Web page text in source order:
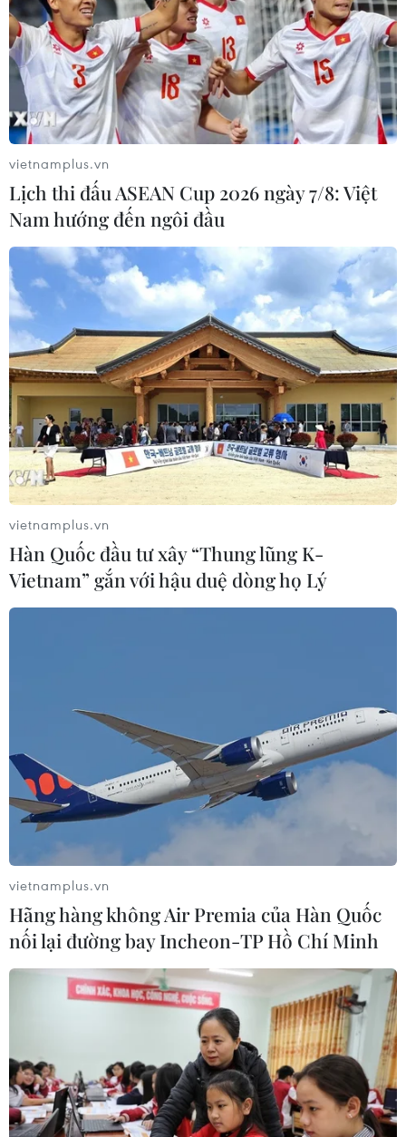
đáo cho người tiêu dùng Bỉ
24/06/2023 02:33
Năm 2022, kim ngạch xuất khẩu càphê Việt Nam sang
EU đạt gần 1,5 tỷ USD, tăng 42% so với năm 2021, trong
đó càphê nhân chiếm hơn 95% tổng giá trị xuất khẩu.
Trung Nguyên Legend đẩy mạnh chinh
phục thị trường Trung Quốc
Ngày 25/7, Thế giới càphê Trung Nguyên Legend tiếp
tục mở cửa không gian thứ 2 tại trung tâm thương mại
One East, số 788, đường Zhong Shan Nan Yi, Thượng
Hành trình đưa hạt càphê Việt Nam đến
chinh phục thị trường Mỹ
Sahra Nguyễn bày tỏ mong muốn trong vài năm tới tiếp
tục tập trung vào việc đưa càphê Việt Nam đến với
ngày càng nhiều người dân ở Mỹ hơn và giúp càphê
Việt trở nên dễ tiếp cận hơn.
vietnamplus.vn
Lịch thi đấu ASEAN Cup 2026 ngày 7/8: Việt
Nam hướng đến ngôi đầu
vietnamplus.vn
Hàn Quốc đầu tư xây “Thung lũng K-
Vietnam” gắn với hậu duệ dòng họ Lý
vietnamplus.vn
Hãng hàng không Air Premia của Hàn Quốc
nối lại đường bay Incheon-TP Hồ Chí Minh